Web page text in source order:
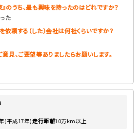
のうち、最も興味を持ったのはどれですか？
た
頼する（した）会社は何社くらいですか？
見、ご要望等ありましたらお願いします。
(平成17年)走行距離10万km以上